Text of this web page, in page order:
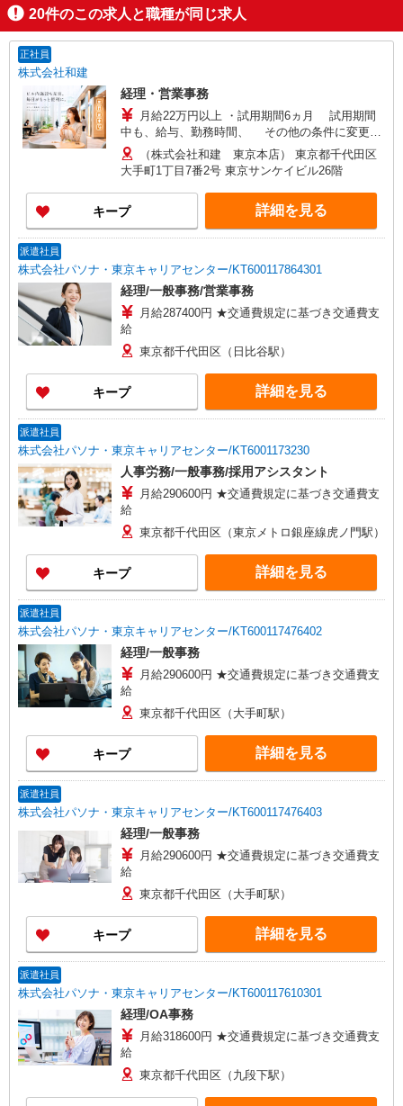
20件のこの求人と職種が同じ求人
正社員
株式会社和建
経理・営業事務
月給22万円以上 ・試用期間6ヵ月 試用期間
中も、給与、勤務時間、 その他の条件に変更は
ありません。 ・固定残業代なし ・経験、能力、年
齢を考慮して決定 ・交通費全額支給 ・昇給あり
（株式会社和建 東京本店） 東京都千代田区
大手町1丁目7番2号 東京サンケイビル26階
キープ 詳細を見る
派遣社員
株式会社パソナ・東京キャリアセンター/KT600117864301
経理/一般事務/営業事務
月給287400円 ★交通費規定に基づき交通費支
給
東京都千代田区（日比谷駅）
キープ 詳細を見る
派遣社員
株式会社パソナ・東京キャリアセンター/KT6001173230
人事労務/一般事務/採用アシスタント
月給290600円 ★交通費規定に基づき交通費支
給
東京都千代田区（東京メトロ銀座線虎ノ門駅）
キープ 詳細を見る
派遣社員
株式会社パソナ・東京キャリアセンター/KT600117476402
経理/一般事務
月給290600円 ★交通費規定に基づき交通費支
給
東京都千代田区（大手町駅）
キープ 詳細を見る
派遣社員
株式会社パソナ・東京キャリアセンター/KT600117476403
経理/一般事務
月給290600円 ★交通費規定に基づき交通費支
給
東京都千代田区（大手町駅）
キープ 詳細を見る
派遣社員
株式会社パソナ・東京キャリアセンター/KT600117610301
経理/OA事務
月給318600円 ★交通費規定に基づき交通費支
給
東京都千代田区（九段下駅）